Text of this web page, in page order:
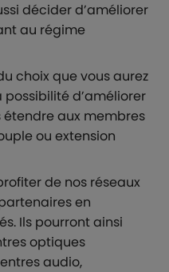
décider d’améliorer
au régime
choix que vous aurez
d’améliorer
aux membres
ou extension
de nos réseaux
en
Ils pourront ainsi
optiques
audio,